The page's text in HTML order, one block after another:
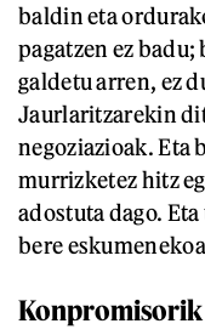
baldin eta
pagatzen ez
galdetu arren, ez
Jaurlaritzarekin
negoziazioak. Eta
murrizketez hitz
adostuta dago.
bere
Konpromisorik